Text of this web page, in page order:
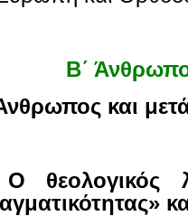
Β´
και
θεολογικός